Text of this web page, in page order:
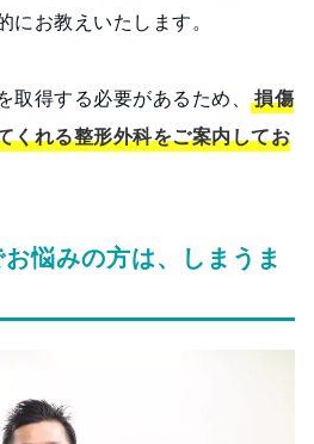
にお教えいたします。
取得する必要があるため、損傷
くれる整形外科をご案内してお
悩みの方は、しまうま